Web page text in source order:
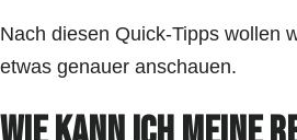
Nach diesen Quick-Tipps wollen
etwas genauer anschauen.